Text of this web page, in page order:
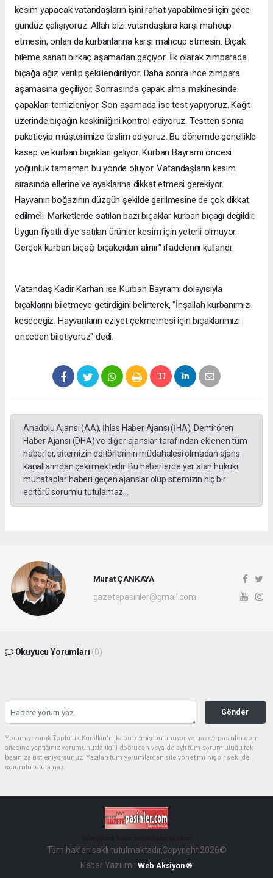
kesim yapacak vatandaşların işini rahat yapabilmesi için gece
gündüz çalışıyoruz. Allah bizi vatandaşlara karşı mahcup
etmesin, onları da kurbanlarına karşı mahcup etmesin. Bıçak
bileme sanatı birkaç aşamadan geçiyor. İlk olarak zımparada
bıçağa ağız verilip şekillendiriliyor. Daha sonra ince zımpara
aşamasına geçiliyor. Sonrasında çapak alma makinesinde
çapakları temizleniyor. Son aşamada ise test yapıyoruz. Kağıt
üzerinde bıçağın keskinliğini kontrol ediyoruz. Testten sonra
paketleyip müşterimize teslim ediyoruz. Bu dönemde genellikle
kasap ve kurban bıçakları geliyor. Kurban Bayramı öncesi
yoğunluk tamamen bu yönde oluyor. Vatandaşların kesim
sırasında ellerine ve ayaklarına dikkat etmesi gerekiyor.
Hayvanın boğazının düzgün şekilde gerilmesine de çok dikkat
edilmeli. Marketlerde satılan bazı bıçaklar kurban bıçağı değildir.
Uygun fiyatlı diye satılan ürünler kesim için yeterli olmuyor.
Gerçek kurban bıçağı bıçakçıdan alınır" ifadelerini kullandı.
Vatandaş Kadir Karhan ise Kurban Bayramı dolayısıyla
bıçaklarını biletmeye getirdiğini belirterek, "İnşallah kurbanımızı
keseceğiz. Hayvanların eziyet çekmemesi için bıçaklarımızı
önceden biletiyoruz" dedi.
Anadolu Ajansı (AA), İhlas Haber Ajansı (İHA), Demirören
Haber Ajansı (DHA) ve diğer ajanslar tarafından eklenen tüm
haberler, sitemizin editörlerinin müdahalesi olmadan ajans
kanallarından çekilmektedir. Bu haberlerde yer alan hukuki
muhataplar haberi geçen ajanslar olup sitemizin hiç bir
editörü sorumlu tutulamaz...
Murat ÇANKAYA
gazetepasinler@gmail.com
Okuyucu Yorumları (0)
Gönder
Yorum yazarak Topluluk Kuralları’nı kabul etmiş bulunuyor ve gazetepasinler.com
sitesine yaptığınız yorumunuzla ilgili doğrudan veya dolaylı tüm sorumluluğu tek
başınıza üstleniyorsunuz. Yazılan tüm yorumlardan site yönetimi hiçbir şekilde
sorumlu tutulamaz.
Tüm hakları saklı tutulmaktadır.Copyright 2026©
Haber Yazılımı: Web Aksiyon ®